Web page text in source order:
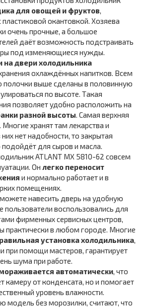
для овощей и фруктов,
пластиковой окантовкой. Хозяева
очень прочные, а большое
даёт возможность подстраивать
под изменяющиеся нужды.
на двери холодильника
охлаждённых напитков. Всем
полочки выше сделаны в половинную
по высоте. Такая
позволяет удобно расположить на
разной высоты. Самая верхняя
хранят там лекарства и
нет надобности, то закрытая
для сыров и масла.
ATLANT МХ 5810-62 совсем
Он легко переносит
и нормально работает и в
помещениях.
навесить дверь на удобную
пользователи воспользовались для
фирменных сервисных центров,
практически в любом городе. Многие
установка холодильника,
при помощи мастеров, гарантирует
шума при работе.
автоматически, что
камеру от конденсата, но и помогает
уровень влажности.
модель без морозилки, считают, что